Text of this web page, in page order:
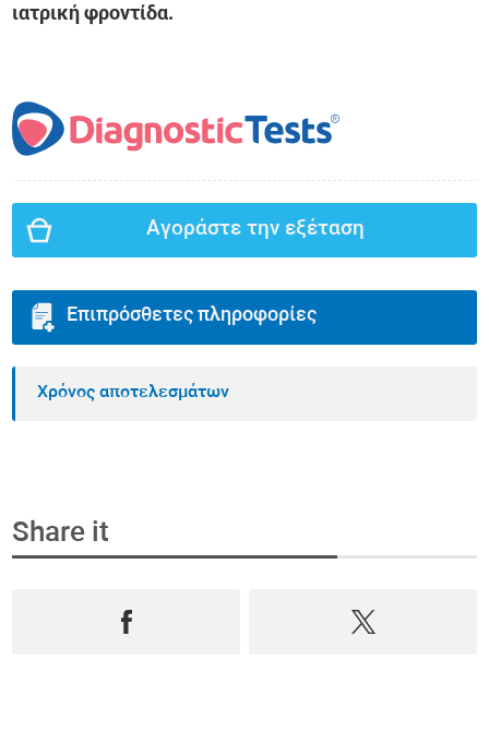
ιατρική φροντίδα.
Αγοράστε την εξέταση
Επιπρόσθετες πληροφορίες
Χρόνος αποτελεσμάτων
Share it